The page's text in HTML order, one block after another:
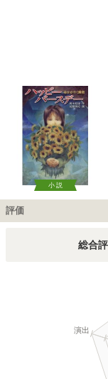
小説
評価
総合
演出